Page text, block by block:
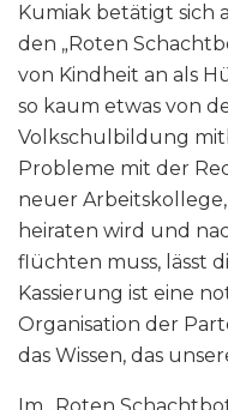
Kumiak betätigt sich
den „Roten
von Kindheit an als
so kaum etwas von
Volkschulbildung
Probleme mit der
neuer
heiraten wird und
flüchten muss, lässt
Kassierung ist eine
Organisation der
das Wissen, das